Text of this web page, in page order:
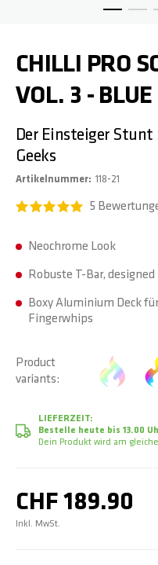
CHILLI PRO
VOL. 3 -
Der Einsteiger Stunt
Geeks
Artikelnummer 118-21
5
Neochrome Look
Robuste T-Bar,
Boxy Aluminium Deck
Fingerwhips
Product
variants
LIEFERZEIT:
Bestelle heute bis 13.00
Dein Produkt wird am
CHF 189.90
Inkl. MwSt.